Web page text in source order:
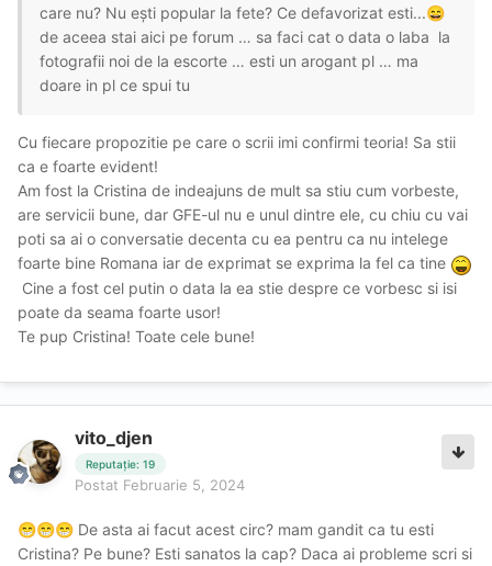
care nu? Nu ești popular la fete? Ce defavorizat esti...😄
de aceea stai aici pe forum … sa faci cat o data o laba la
fotografii noi de la escorte … esti un arogant pl … ma
doare in pl ce spui tu
Cu fiecare propozitie pe care o scrii imi confirmi teoria! Sa stii
ca e foarte evident!
Am fost la Cristina de indeajuns de mult sa stiu cum vorbeste,
are servicii bune, dar GFE-ul nu e unul dintre ele, cu chiu cu vai
poti sa ai o conversatie decenta cu ea pentru ca nu intelege
foarte bine Romana iar de exprimat se exprima la fel ca tine
Cine a fost cel putin o data la ea stie despre ce vorbesc si isi
poate da seama foarte usor!
Te pup Cristina! Toate cele bune!
vito_djen
Reputație: 19
Postat Februarie 5, 2024
😁😁😁 De asta ai facut acest circ? mam gandit ca tu esti
Cristina? Pe bune? Esti sanatos la cap? Daca ai probleme scri si